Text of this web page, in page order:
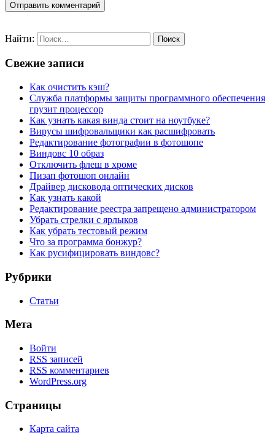
Найти:
Свежие записи
Как очистить кэш?
Служба платформы защиты программного обеспечения
грузит процессор
Как узнать какая винда стоит на ноутбуке?
Вирусы шифровальщики как расшифровать
Редактирование фотографии в фотошопе
Виндовс 10 образ
Отключить флеш в хроме
Пизап фотошоп онлайн
Драйвер дисковода оптических дисков
Как узнать какой
Редактирование реестра запрещено администратором
Убрать стрелки с ярлыков
Как убрать тестовый режим
Что за программа бонжур?
Как русифицировать виндовс?
Рубрики
Статьи
Мета
Войти
RSS записей
RSS комментариев
WordPress.org
Страницы
Карта сайта